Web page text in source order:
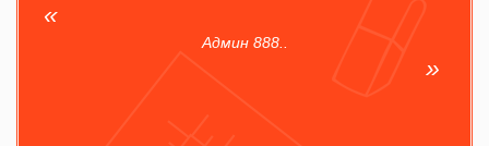
Админ 888..